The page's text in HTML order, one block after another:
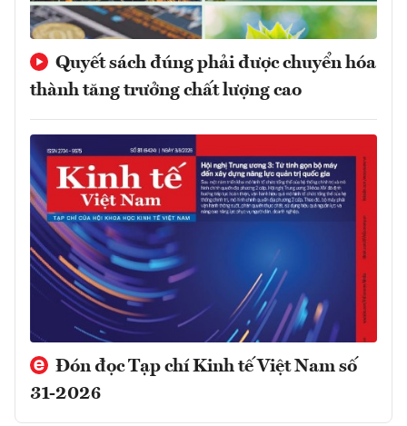
Quyết sách đúng phải được chuyển hóa
thành tăng trưởng chất lượng cao
Đón đọc Tạp chí Kinh tế Việt Nam số
31-2026